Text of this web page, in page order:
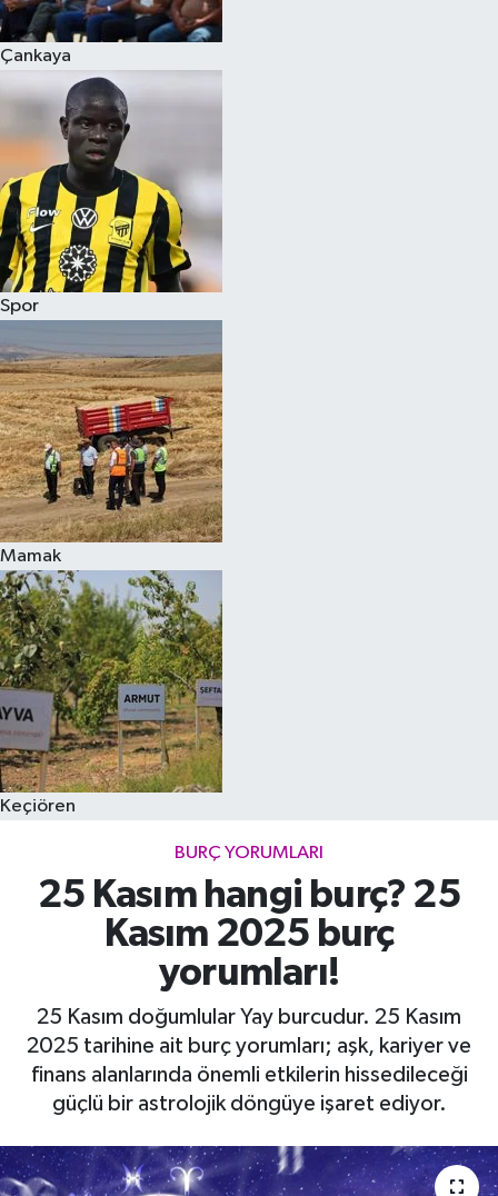
Çankaya
Spor
Mamak
Keçiören
BURÇ YORUMLARI
25 Kasım hangi burç? 25
Kasım 2025 burç
yorumları!
25 Kasım doğumlular Yay burcudur. 25 Kasım
2025 tarihine ait burç yorumları; aşk, kariyer ve
finans alanlarında önemli etkilerin hissedileceği
güçlü bir astrolojik döngüye işaret ediyor.